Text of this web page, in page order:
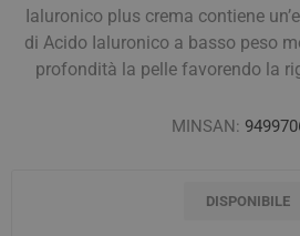
Ialuronico plus crema contiene
di Acido Ialuronico a basso peso
profondità la pelle favorendo la
MINSAN:
DISPONIBILE